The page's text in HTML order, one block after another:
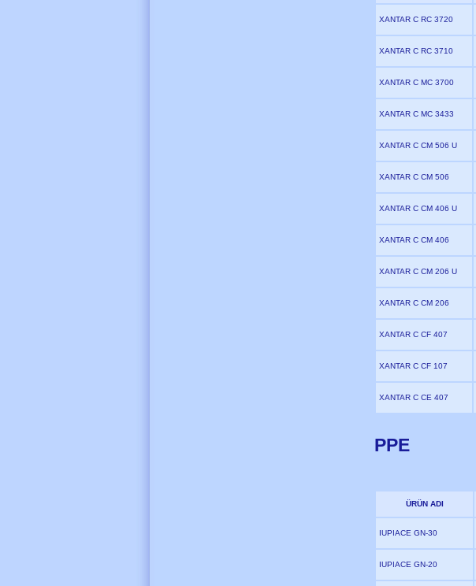
XANTAR C RC 3720
XANTAR C RC 3710
XANTAR C MC 3700
XANTAR C MC 3433
XANTAR C CM 506 U
XANTAR C CM 506
XANTAR C CM 406 U
XANTAR C CM 406
XANTAR C CM 206 U
XANTAR C CM 206
XANTAR C CF 407
XANTAR C CF 107
XANTAR C CE 407
PPE
ÜRÜN ADI
IUPIACE GN-30
IUPIACE GN-20